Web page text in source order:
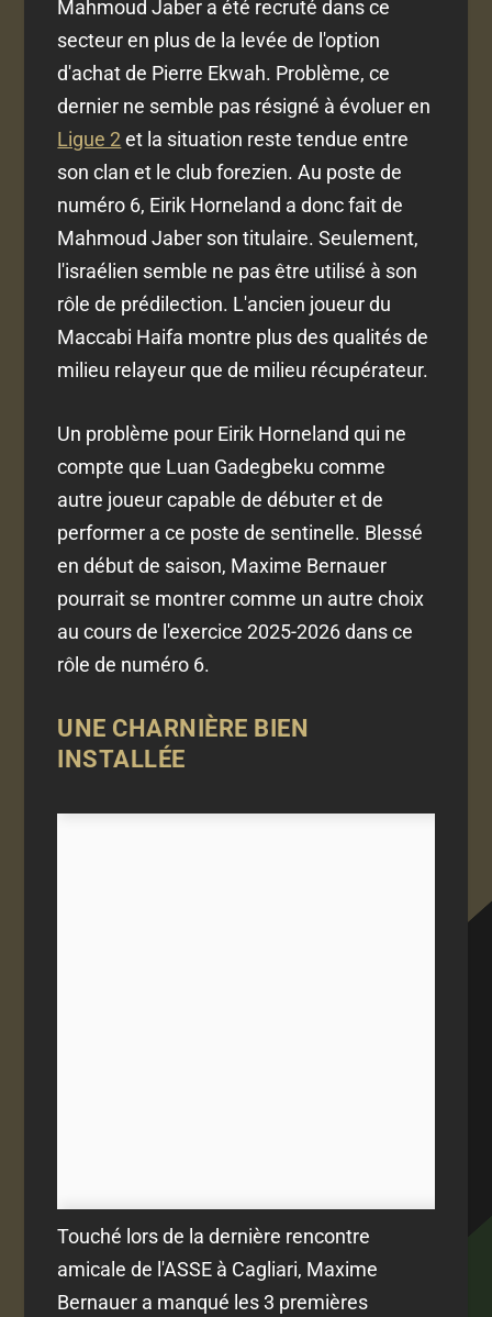
Mahmoud Jaber a été recruté dans ce
secteur en plus de la levée de l'option
d'achat de Pierre Ekwah. Problème, ce
dernier ne semble pas résigné à évoluer en
Ligue 2 et la situation reste tendue entre
son clan et le club forezien. Au poste de
numéro 6, Eirik Horneland a donc fait de
Mahmoud Jaber son titulaire. Seulement,
l'israélien semble ne pas être utilisé à son
rôle de prédilection. L'ancien joueur du
Maccabi Haifa montre plus des qualités de
milieu relayeur que de milieu récupérateur.
Un problème pour Eirik Horneland qui ne
compte que Luan Gadegbeku comme
autre joueur capable de débuter et de
performer a ce poste de sentinelle. Blessé
en début de saison, Maxime Bernauer
pourrait se montrer comme un autre choix
au cours de l'exercice 2025-2026 dans ce
rôle de numéro 6.
UNE CHARNIÈRE BIEN
INSTALLÉE
Touché lors de la dernière rencontre
amicale de l'ASSE à Cagliari, Maxime
Bernauer a manqué les 3 premières